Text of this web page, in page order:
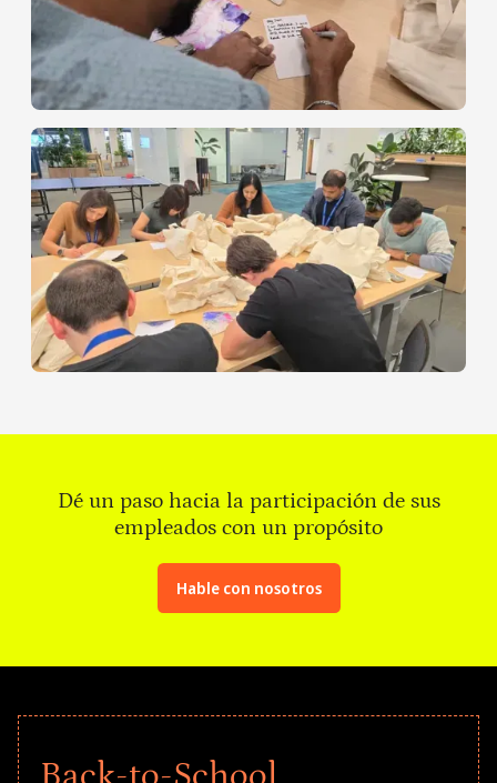
Dé un paso hacia la participación de sus
empleados con un propósito
Hable con nosotros